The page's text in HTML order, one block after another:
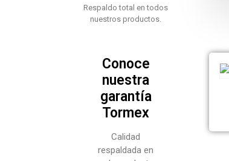
Respaldo total en todos
nuestros productos.
Conoce
nuestra
garantía
Tormex
Calidad
respaldada en